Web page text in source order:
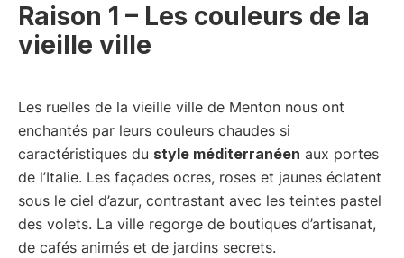
Raison 1 – Les couleurs de la
vieille ville
Les ruelles de la vieille ville de Menton nous ont
enchantés par leurs couleurs chaudes si
caractéristiques du style méditerranéen aux portes
de l’Italie. Les façades ocres, roses et jaunes éclatent
sous le ciel d’azur, contrastant avec les teintes pastel
des volets. La ville regorge de boutiques d’artisanat,
de cafés animés et de jardins secrets.